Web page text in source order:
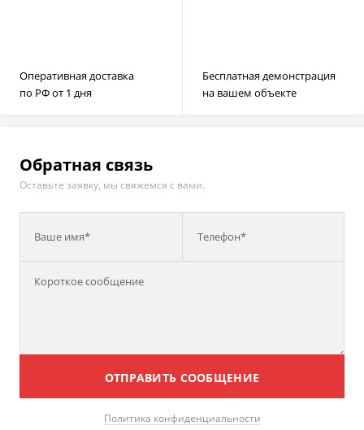
Оперативная доставка
по РФ от 1 дня
Бесплатная демонстрация
на вашем объекте
Обратная связь
Оставьте заявку, мы свяжемся с вами.
Ваше имя* Телефон*
ОТПРАВИТЬ СООБЩЕНИЕ
Политика конфиденциальности